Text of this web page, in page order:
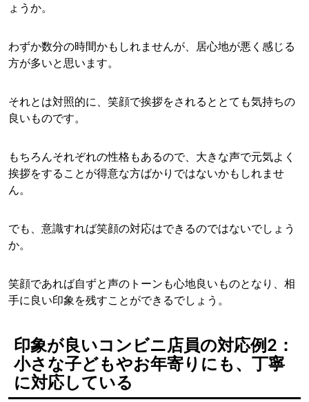
ょうか。
わずか数分の時間かもしれませんが、居心地が悪く感じる
方が多いと思います。
それとは対照的に、笑顔で挨拶をされるととても気持ちの
良いものです。
もちろんそれぞれの性格もあるので、大きな声で元気よく
挨拶をすることが得意な方ばかりではないかもしれませ
ん。
でも、意識すれば笑顔の対応はできるのではないでしょう
か。
笑顔であれば自ずと声のトーンも心地良いものとなり、相
手に良い印象を残すことができるでしょう。
印象が良いコンビニ店員の対応例2：
小さな子どもやお年寄りにも、丁寧
に対応している